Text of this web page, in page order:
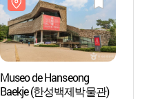
Museo de Hanseong
Baekje (한성백제박물관)